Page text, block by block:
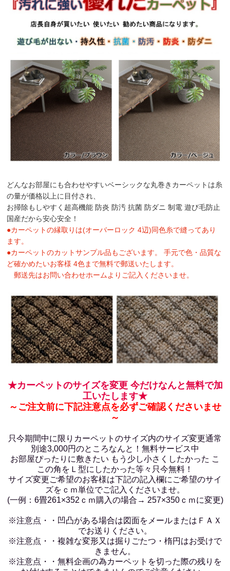
どんなお部屋にも合わせやすいベーシックな丸巻きカーペットは糸
の量が価格以上に目付され、
お掃除もしやすく超高機能 防炎 防汚 抗菌 防ダニ 制電 遊び毛防止
国産だから安心安全！
●カーペットの縁取りは(オーバーロック 4辺)同色糸で縫ってあり
ます。
●カーペットのカットサンプル品もございます。 手元で色・品質な
ど確かめたいお客様 4色まで無料で郵送いたします。
郵送先はお問い合わせホームよりご記入くださいませ。
★カーペットのサイズを変更 今だけなんと無料で加
工いたします★
～ご注文前に下記注意点を必ずご確認くださいませ
～
只今期間中に限りカーペットのサイズ内のサイズ変更通常
別途3,000円のところなんと！無料サービス中
お部屋ぴったりに敷きたい もう少し小さくしたかった こ
この角をＬ型にしたかった等々只今無料！
サイズ変更ご希望のお客様は下記の記入欄にご希望のサイ
ズをｃｍ単位でご記入くださいませ。
(一例：6畳261×352ｃｍ購入の場合→ 257×350ｃｍに変更)
※注意点・・凹凸がある場合は図面をメールまたはＦＡＸ
でお送りください。
※注意点・・複雑な変形又は掘りごたつ・楕円はお受けで
きません。
※注意点・・無料企画の為カーペットを切った際の残りを